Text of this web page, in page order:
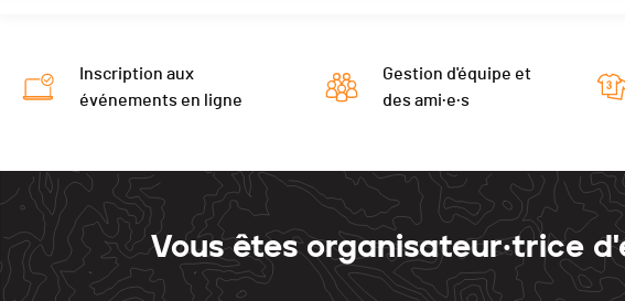
Inscription aux
événements en ligne
Gestion d'équipe et
des ami·e·s
Vous êtes organisateur·trice